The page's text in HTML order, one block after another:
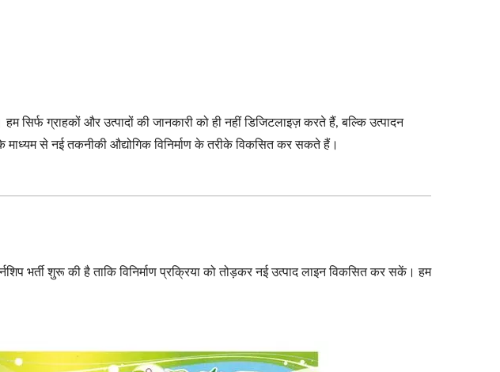
ग्राहकों और उत्पादों की जानकारी को ही नहीं डिजिटलाइज़ करते हैं, बल्कि उत्पादन
से नई तकनीकी औद्योगिक विनिर्माण के तरीके विकसित कर सकते हैं।
भर्ती शुरू की है ताकि विनिर्माण प्रक्रिया को तोड़कर नई उत्पाद लाइन विकसित कर सकें। हम